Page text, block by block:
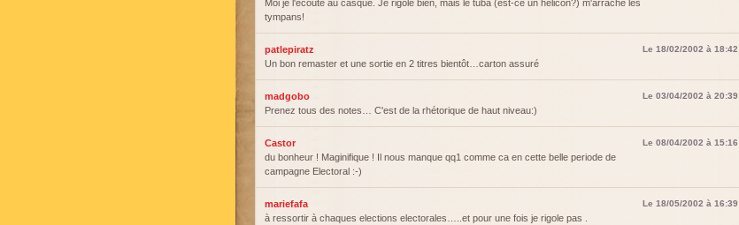
Moi je l'écoute au casque. Je rigole bien, mais le tuba (est-ce un hélicon?) m'arrache les
tympans!
patlepiratz Le 18/02/2002 à 18:42
Un bon remaster et une sortie en 2 titres bientôt…carton assuré
madgobo Le 03/04/2002 à 20:39
Prenez tous des notes… C'est de la rhétorique de haut niveau:)
Castor Le 08/04/2002 à 15:16
du bonheur ! Maginifique ! Il nous manque qq1 comme ca en cette belle periode de
campagne Electoral :-)
mariefafa Le 18/05/2002 à 16:39
à ressortir à chaques elections electorales…..et pour une fois je rigole pas .